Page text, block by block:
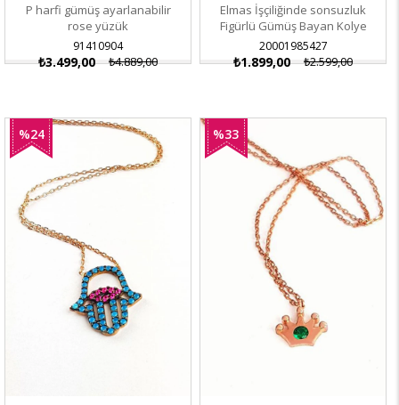
P harfi gümüş ayarlanabilir
rose yüzük
91410904
₺3.499,00 ₺4.889,00
Elmas İşçiliğinde sonsuzluk
Figürlü Gümüş Bayan Kolye
20001985427
₺1.899,00 ₺2.599,00
%24
%33